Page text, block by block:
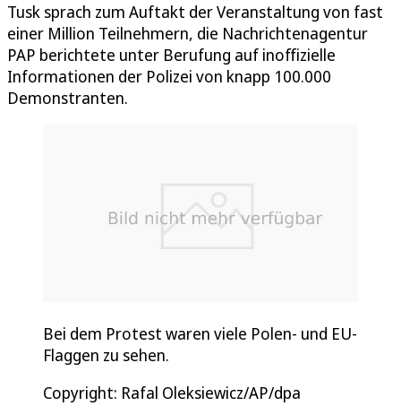
Tusk sprach zum Auftakt der Veranstaltung von fast
einer Million Teilnehmern, die Nachrichtenagentur
PAP berichtete unter Berufung auf inoffizielle
Informationen der Polizei von knapp 100.000
Demonstranten.
Bei dem Protest waren viele Polen- und EU-
Flaggen zu sehen.
Copyright: Rafal Oleksiewicz/AP/dpa